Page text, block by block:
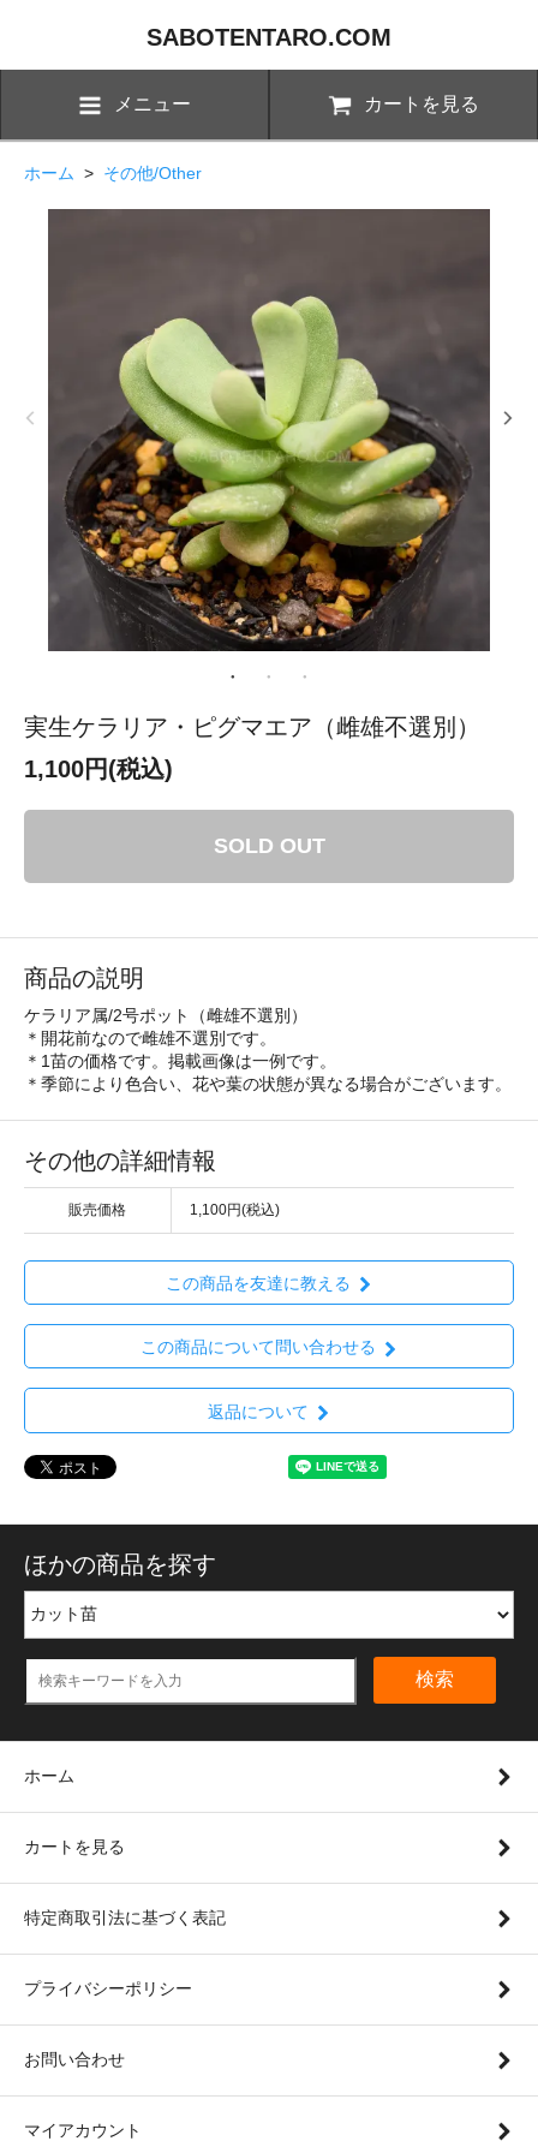
SABOTENTARO.COM
メニュー カートを見る
ホーム > その他/Other
実生ケラリア・ピグマエア（雌雄不選別）
1,100円(税込)
SOLD OUT
商品の説明
ケラリア属/2号ポット（雌雄不選別）
＊開花前なので雌雄不選別です。
＊1苗の価格です。掲載画像は一例です。
＊季節により色合い、花や葉の状態が異なる場合がございます。
その他の詳細情報
販売価格 1,100円(税込)
この商品を友達に教える
この商品について問い合わせる
返品について
ほかの商品を探す
検索
ホーム
カートを見る
特定商取引法に基づく表記
プライバシーポリシー
お問い合わせ
マイアカウント